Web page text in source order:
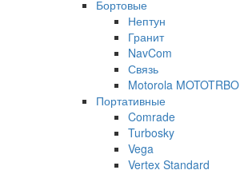
Бортовые
Нептун
Гранит
NavCom
Связь
Motorola MOTOTRBO
Портативные
Comrade
Turbosky
Vega
Vertex Standard